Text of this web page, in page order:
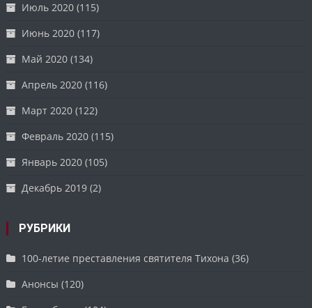
Июль 2020 (115)
Июнь 2020 (117)
Май 2020 (134)
Апрель 2020 (116)
Март 2020 (122)
Февраль 2020 (115)
Январь 2020 (105)
Декабрь 2019 (2)
РУБРИКИ
100-летие преставления святителя Тихона (36)
Анонсы (120)